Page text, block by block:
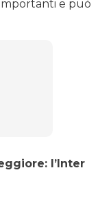
e può
l’Inter